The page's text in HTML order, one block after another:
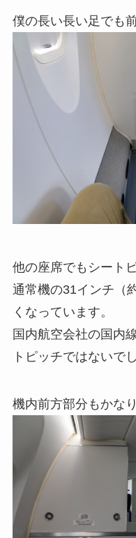
僕の長い長い足でも
他の座席でもシート
通常機の31インチ（
くなっています。
国内航空会社の国内
トピッチではないで
機内前方部分もかな